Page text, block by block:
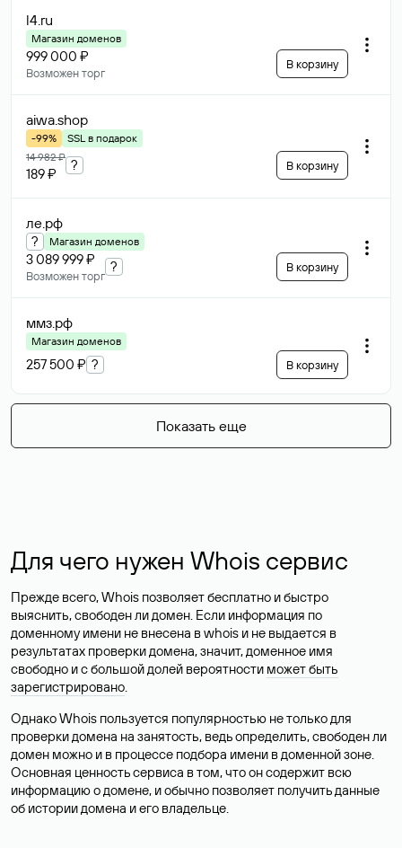
l4.ru
Магазин доменов
999 000 ₽
Возможен торг
В корзину
aiwa.shop
-99%
SSL в подарок
14 982 ₽
189 ₽
? В корзину
ле.рф
? Магазин доменов
3 089 999 ₽
Возможен торг
? В корзину
ммз.рф
Магазин доменов
257 500 ₽ ? В корзину
Показать еще
Для чего нужен Whois сервис
Прежде всего, Whois позволяет бесплатно и быстро
выяснить, свободен ли домен. Если информация по
доменному имени не внесена в whois и не выдается в
результатах проверки домена, значит, доменное имя
свободно и с большой долей вероятности может быть
зарегистрировано.
Однако Whois пользуется популярностью не только для
проверки домена на занятость, ведь определить, свободен ли
домен можно и в процессе подбора имени в доменной зоне.
Основная ценность сервиса в том, что он содержит всю
информацию о домене, и обычно позволяет получить данные
об истории домена и его владельце.